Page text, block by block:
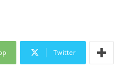
Twitter